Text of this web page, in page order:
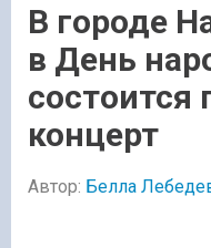
В городе
в День
концерт
Автор: Белла